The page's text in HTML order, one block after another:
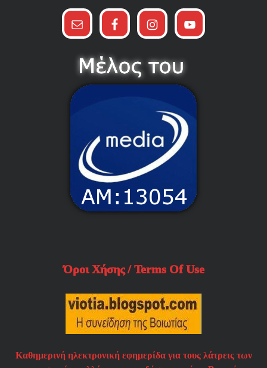
Όροι Χήσης / Terms Of Use
Καθημερινή ηλεκτρονική εφημερίδα για τους λάτρεις των